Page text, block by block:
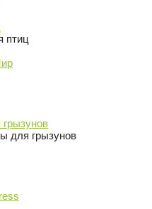
птиц
для грызунов